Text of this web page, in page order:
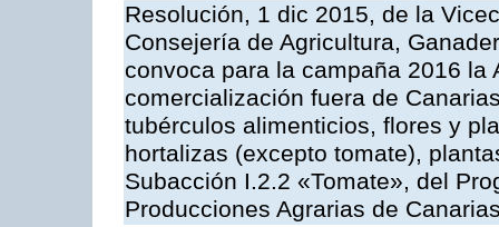
Resolución, 1 dic 2015, de la
Consejería de Agricultura,
convoca para la campaña 2016 la
comercialización fuera de
tubérculos alimenticios, flores y
hortalizas (excepto tomate),
Subacción I.2.2 «Tomate», del
Producciones Agrarias de